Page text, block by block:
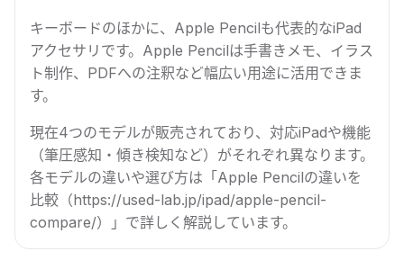
キーボードのほかに、Apple Pencilも代表的なiPad
アクセサリです。Apple Pencilは手書きメモ、イラス
ト制作、PDFへの注釈など幅広い用途に活用できま
す。
現在4つのモデルが販売されており、対応iPadや機能
（筆圧感知・傾き検知など）がそれぞれ異なります。
各モデルの違いや選び方は「Apple Pencilの違いを
比較（https://used-lab.jp/ipad/apple-pencil-
compare/）」で詳しく解説しています。